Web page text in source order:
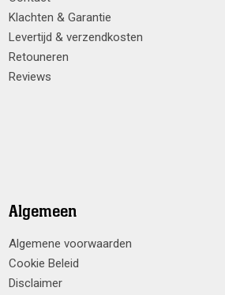
Klachten & Garantie
Levertijd & verzendkosten
Retouneren
Reviews
Algemeen
Algemene voorwaarden
Cookie Beleid
Disclaimer